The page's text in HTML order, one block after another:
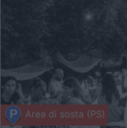
Area di sosta (PS)